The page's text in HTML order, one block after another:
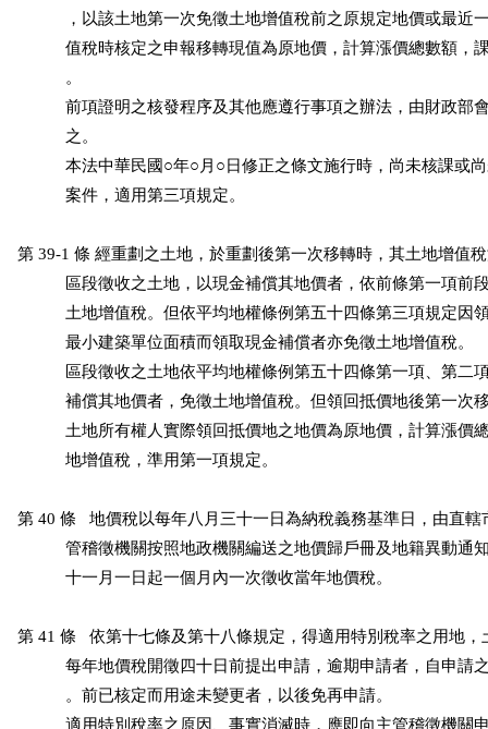
，以該土地第一次免徵土地增值稅前之原規定地價或最近
值稅時核定之申報移轉現值為原地價，計算漲價總數額，
           。
前項證明之核發程序及其他應遵行事項之辦法，由財政部
           之。
本法中華民國○年○月○日修正之條文施行時，尚未核課或
           案件，適用第三項規定。
第 39-1 條 經重劃之土地，於重劃後第一次移轉時，其土地增值
區段徵收之土地，以現金補償其地價者，依前條第一項前
土地增值稅。但依平均地權條例第五十四條第三項規定因
           最小建築單位面積而領取現金補償者亦免徵土地增值稅。
區段徵收之土地依平均地權條例第五十四條第一項、第二
補償其地價者，免徵土地增值稅。但領回抵價地後第一次
土地所有權人實際領回抵價地之地價為原地價，計算漲價
           地增值稅，準用第一項規定。
第 40 條   地價稅以每年八月三十一日為納稅義務基準日，由直轄
管稽徵機關按照地政機關編送之地價歸戶冊及地籍異動通
           十一月一日起一個月內一次徵收當年地價稅。
第 41 條   依第十七條及第十八條規定，得適用特別稅率之用地，
每年地價稅開徵四十日前提出申請，逾期申請者，自申請
           。前已核定而用途未變更者，以後免再申請。
適用特別稅率之原因、事實消滅時，應即向主管稽徵機關